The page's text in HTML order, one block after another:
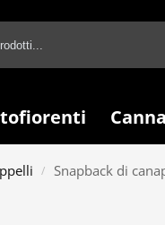
/ Snapback di